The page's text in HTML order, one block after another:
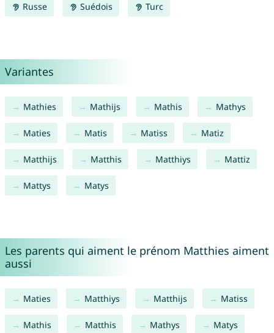
Russe Suédois Turc
Variantes
Mathies Mathijs Mathis Mathys
Maties Matis Matiss Matiz
Matthijs Matthis Matthiys Mattiz
Mattys Matys
Les parents qui aiment le prénom Matthies aiment
aussi
Maties Matthiys Matthijs Matiss
Mathis Matthis Mathys Matys